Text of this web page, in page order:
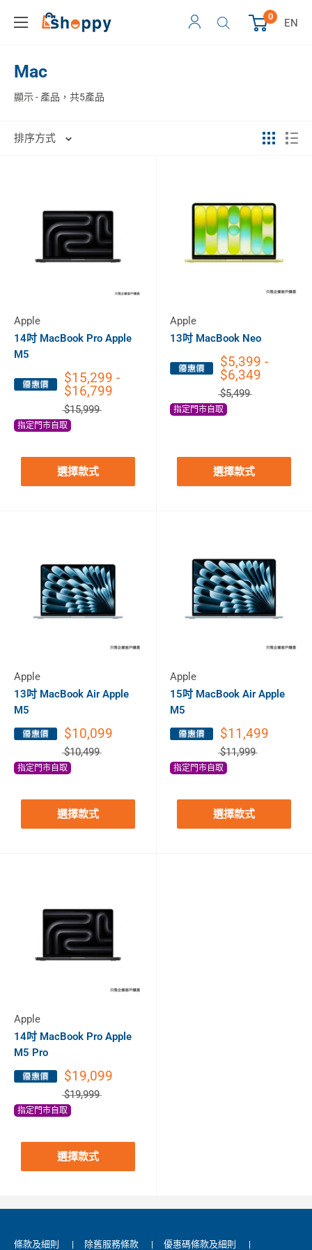
0
EN
Mac
顯示 - 產品，共5產品
排序方式
Apple
14吋 MacBook Pro Apple
M5
$15,299 -
$16,799
$15,999
指定門市自取
選擇款式
Apple
13吋 MacBook Neo
$5,399 -
$6,349
$5,499
指定門市自取
選擇款式
Apple
13吋 MacBook Air Apple
M5
$10,099
$10,499
指定門市自取
選擇款式
Apple
15吋 MacBook Air Apple
M5
$11,499
$11,999
指定門市自取
選擇款式
Apple
14吋 MacBook Pro Apple
M5 Pro
$19,099
$19,999
指定門市自取
選擇款式
條款及細則 | 除舊服務條款 | 優惠碼條款及細則 |